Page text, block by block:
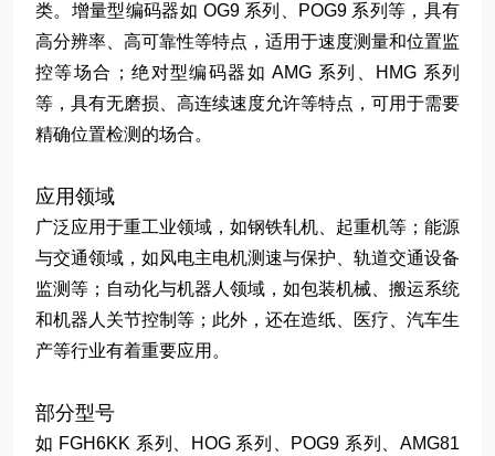
类。增量型编码器如 OG9 系列、POG9 系列等，具有
高分辨率、高可靠性等特点，适用于速度测量和位置监
控等场合；绝对型编码器如 AMG 系列、HMG 系列
等，具有无磨损、高连续速度允许等特点，可用于需要
精确位置检测的场合。
应用领域
广泛应用于重工业领域，如钢铁轧机、起重机等；能源
与交通领域，如风电主电机测速与保护、轨道交通设备
监测等；自动化与机器人领域，如包装机械、搬运系统
和机器人关节控制等；此外，还在造纸、医疗、汽车生
产等行业有着重要应用。
部分型号
如 FGH6KK 系列、HOG 系列、POG9 系列、AMG81